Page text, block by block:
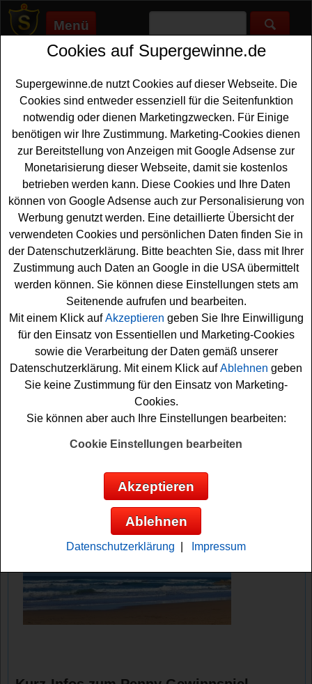
Menü
Supergewinne.de>Gewinnspiele>Fanartikel Gewinnspiele
Anzeige:
Anzeige:
Penny Gewinnspiel - mit Coke
Trikot gewinnen
Mit diesem kostenlosen Penny Gewinnspiel kann der
Fußball-Sommer 2026 kommen. Penny und Coke
verlosen bei diesem Gewinnspiel insgesamt 50 tolle
Trikots. Mit etwas Glück können Sie ein solches Trikot
gewinnen. Falls Sie an dem Penny Gewinnspiel mit
Coke kostenlos teilnehmen möchten, müssen Sie nur
kurz das kleine Formular ausfüllen. Vielleicht haben Sie
ja Glück? Auf jeden Fall drücken wir schon einmal fest
die Daumen!
Penny verlost 50x ein tolles Trikot
Anzeige:
Cookies auf Supergewinne.de
Supergewinne.de nutzt Cookies auf dieser Webseite. Die
Cookies sind entweder essenziell für die Seitenfunktion
notwendig oder dienen Marketingzwecken. Für Einige
benötigen wir Ihre Zustimmung. Marketing-Cookies dienen
zur Bereitstellung von Anzeigen mit Google Adsense zur
Monetarisierung dieser Webseite, damit sie kostenlos
betrieben werden kann. Diese Cookies und Ihre Daten
können von Google Adsense auch zur Personalisierung von
Werbung genutzt werden. Eine detaillierte Übersicht der
verwendeten Cookies und persönlichen Daten finden Sie in
der Datenschutzerklärung. Bitte beachten Sie, dass mit Ihrer
Zustimmung auch Daten an Google in die USA übermittelt
werden können. Sie können diese Einstellungen stets am
Seitenende aufrufen und bearbeiten.
Mit einem Klick aufAkzeptieren geben Sie Ihre Einwilligung
für den Einsatz von Essentiellen und Marketing-Cookies
sowie die Verarbeitung der Daten gemäß unserer
Datenschutzerklärung. Mit einem Klick aufAblehnen geben
Sie keine Zustimmung für den Einsatz von Marketing-
Cookies.
Sie können aber auch Ihre Einstellungen bearbeiten:
Cookie Einstellungen bearbeiten
Akzeptieren
Ablehnen
Datenschutzerklärung Impressum